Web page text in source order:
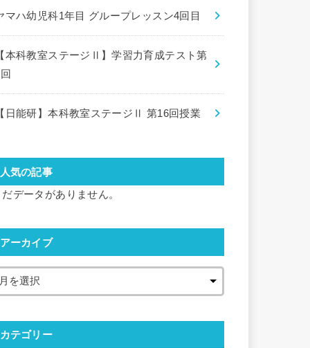
マハ幼児科1年目 グループレッスン4回目
本科教室ステージⅡ】学習力育成テスト第
日能研】本科教室ステージⅡ 第16回授業
人気の記事
だデータがありません。
アーカイブ
カテゴリー